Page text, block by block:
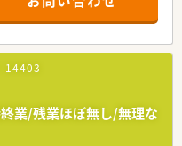
最寄りの肥前古賀駅からは車
、脳外科、循環器科、泌尿器
対応しています。常勤薬剤師2
医薬品の採用品目数は902品
での道も坂が多いため運転に
る方が良いかもしれません(送
晩1本ずつございます)
14403
業/残業ほぼ無し/無理な